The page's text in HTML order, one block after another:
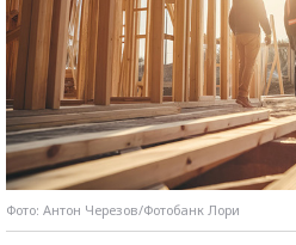
Фото: Антон Черезов/Фотобанк Лори